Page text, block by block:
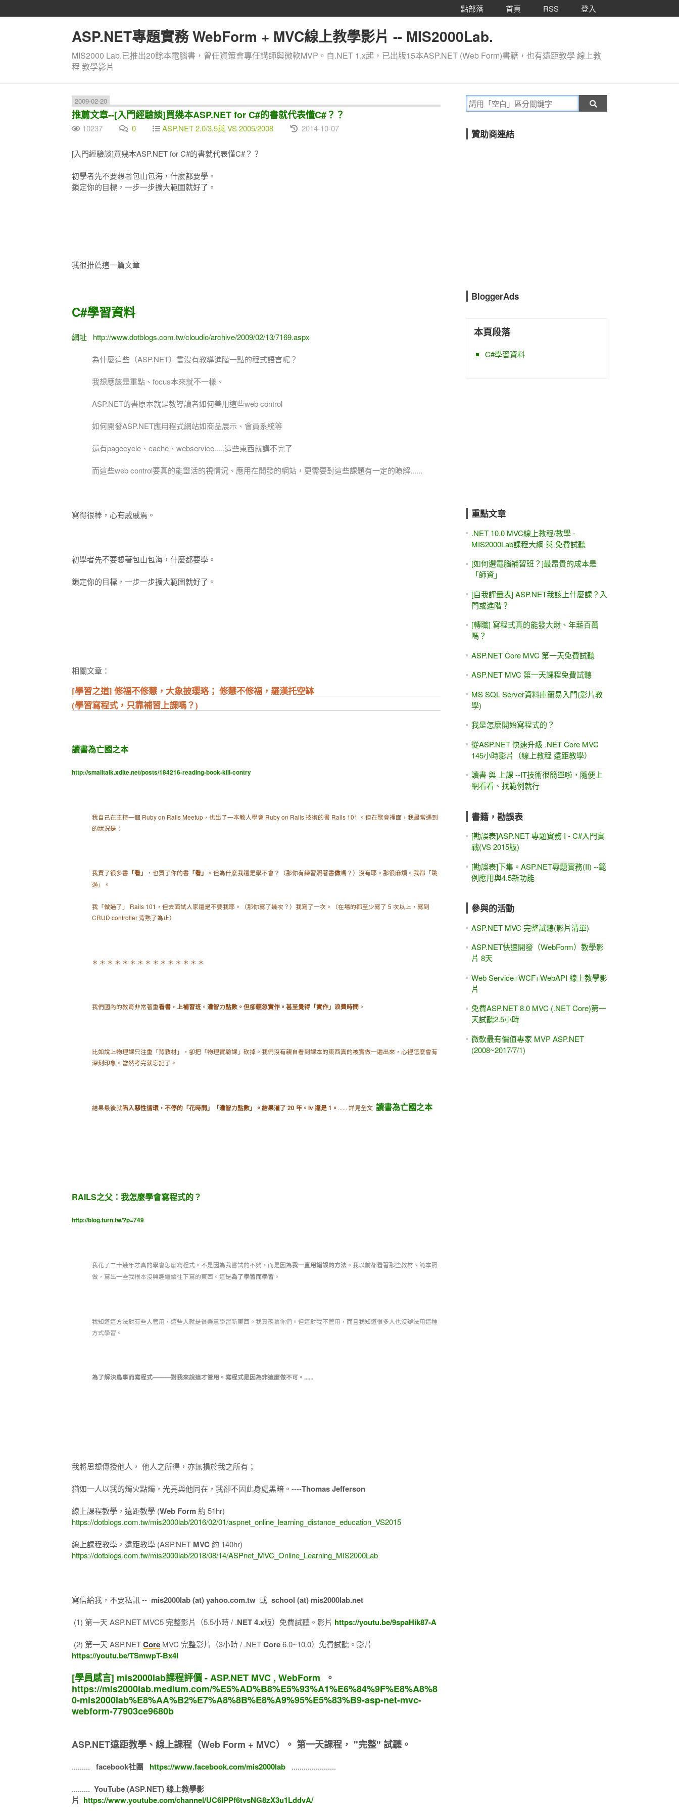
點部落 首頁 RSS 登入
ASP.NET專題實務 WebForm + MVC線上教學影片 -- MIS2000Lab.
MIS2000 Lab.已推出20餘本電腦書，曾任資策會專任講師與微軟MVP。自.NET 1.x起，已出版15本ASP.NET (Web Form)書籍，也有遠距教學 線上教
程 教學影片
2009-02-20
推薦文章--[入門經驗談]買幾本ASP.NET for C#的書就代表懂C#？？
10237 0 ASP.NET 2.0/3.5與 VS 2005/2008 2014-10-07
[入門經驗談]買幾本ASP.NET for C#的書就代表懂C#？？
初學者先不要想著包山包海，什麼都要學。
鎖定你的目標，一步一步擴大範圍就好了。
我很推薦這一篇文章
C#學習資料
網址 http://www.dotblogs.com.tw/cloudio/archive/2009/02/13/7169.aspx
為什麼這些（ASP.NET）書沒有教導進階一點的程式語言呢？
我想應該是重點、focus本來就不一樣、
ASP.NET的書原本就是教導讀者如何善用這些web control
如何開發ASP.NET應用程式網站如商品展示、會員系統等
還有pagecycle、cache、webservice.....這些東西就講不完了
而這些web control要真的能靈活的視情況、應用在開發的網站，更需要對這些課題有一定的瞭解......
寫得很棒，心有戚戚焉。
初學者先不要想著包山包海，什麼都要學。
鎖定你的目標，一步一步擴大範圍就好了。
相關文章：
[學習之道] 修福不修慧，大象披瓔珞； 修慧不修福，羅漢托空缽
(學習寫程式，只靠補習上課嗎？)
讀書為亡國之本
http://smalltalk.xdite.net/posts/184216-reading-book-kill-contry
我自己在主持一個 Ruby on Rails Meetup，也出了一本教人學會 Ruby on Rails 技術的書 Rails 101 。但在聚會裡面，我最常遇到
的狀況是：
我買了很多書 「看」 ，也買了你的書 「看」 。但為什麼我還是學不會？（那你有練習照著書做嗎？）沒有耶。那很麻煩。我都「跳
過」。
我「做過了」 Rails 101，但去面試人家還是不要我耶。（那你寫了幾次？）我寫了一次。（在場的都至少寫了 5 次以上，寫到
CRUD controller 背熟了為止）
＊ ＊ ＊ ＊ ＊ ＊ ＊ ＊ ＊ ＊ ＊ ＊ ＊ ＊ ＊
我們國內的教育非常著重看書，上補習班 。 灌智力點數。但卻輕忽實作 。甚至覺得「實作」浪費時間 。
比如說上物理課只注重「背教材」，卻把「物理實驗課」砍掉。我們沒有親自看到課本的東西真的被實做一遍出來，心裡怎麼會有
深刻印象。當然考完就忘記了。
結果最後就陷入惡性循環，不停的「花時間」「灌智力點數」。結果灌了 20 年。lv 還是 1。 ...... 詳見全文 讀書為亡國之本
RAILS之父：我怎麼學會寫程式的？
http://blog.turn.tw/?p=749
我花了二十幾年才真的學會怎麼寫程式。不是因為我嘗試的不夠，而是因為我一直用錯誤的方法 。我以前都看著那些教材、範本照
做，寫出一些我根本沒興趣繼續往下寫的東西。這是為了學習而學習 。
我知道這方法對有些人管用，這些人就是很樂意學習新東西。我真羨慕你們。但這對我不管用，而且我知道很多人也沒辦法用這種
方式學習。
為了解決鳥事而寫程式———對我來說這才管用。寫程式是因為非這麼做不可。......
我將思想傳授他人， 他人之所得，亦無損於我之所有；
猶如一人以我的燭火點燭，光亮與他同在，我卻不因此身處黑暗。----Thomas Jefferson
線上課程教學，遠距教學 (Web Form約 51hr)
https://dotblogs.com.tw/mis2000lab/2016/02/01/aspnet_online_learning_distance_education_VS2015
線上課程教學，遠距教學 (ASP.NET MVC 約 140hr)
https://dotblogs.com.tw/mis2000lab/2018/08/14/ASPnet_MVC_Online_Learning_MIS2000Lab
寫信給我，不要私訊 -- mis2000lab (at) yahoo.com.tw 或 school (at) mis2000lab.net
(1) 第一天 ASP.NET MVC5 完整影片（5.5小時 / .NET 4.x版）免費試聽。影片 https://youtu.be/9spaHik87-A
(2) 第一天 ASP.NETCore MVC 完整影片（3小時 / .NETCore6.0~10.0）免費試聽。影片
https://youtu.be/TSmwpT-Bx4I
[學員感言] mis2000lab課程評價 - ASP.NET MVC , WebForm 。
https://mis2000lab.medium.com/%E5%AD%B8%E5%93%A1%E6%84%9F%E8%A8%8
0-mis2000lab%E8%AA%B2%E7%A8%8B%E8%A9%95%E5%83%B9-asp-net-mvc-
webform-77903ce9680b
ASP.NET遠距教學、線上課程（Web Form + MVC）。 第一天課程， "完整" 試聽。
......... facebook社團 https://www.facebook.com/mis2000lab ......................
......... YouTube (ASP.NET) 線上教學影
片 https://www.youtube.com/channel/UC6IPPf6tvsNG8zX3u1LddvA/
贊助商連結
BloggerAds
本頁段落
C#學習資料
重點文章
.NET 10.0 MVC線上教程/教學 -
MIS2000Lab課程大綱 與 免費試聽
[如何選電腦補習班？]最昂貴的成本是
「師資」
[自我評量表] ASP.NET我該上什麼課？入
門或進階？
[轉職] 寫程式真的能發大財、年薪百萬
嗎？
ASP.NET Core MVC 第一天免費試聽
ASP.NET MVC 第一天課程免費試聽
MS SQL Server資料庫簡易入門(影片教
學)
我是怎麼開始寫程式的？
從ASP.NET 快速升級 .NET Core MVC
145小時影片（線上教程 遠距教學）
讀書 與 上課 --IT技術很簡單啦，隨便上
網看看、找範例就行
書籍，勘誤表
[勘誤表]ASP.NET 專題實務 I - C#入門實
戰(VS 2015版)
[勘誤表]下集。ASP.NET專題實務(II) --範
例應用與4.5新功能
參與的活動
ASP.NET MVC 完整試聽(影片清單)
ASP.NET快速開發（WebForm）教學影
片 8天
Web Service+WCF+WebAPI 線上教學影
片
免費ASP.NET 8.0 MVC (.NET Core)第一
天試聽2.5小時
微軟最有價值專家 MVP ASP.NET
(2008~2017/7/1)